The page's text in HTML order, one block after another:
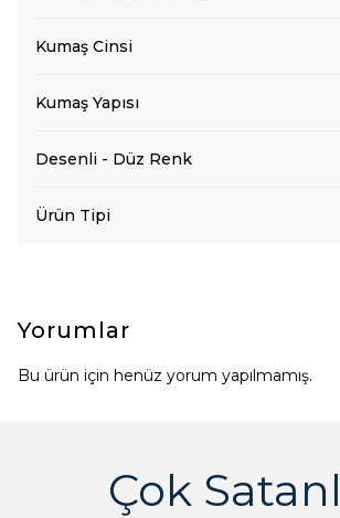
Kumaş Cinsi
Kumaş Yapısı
Desenli - Düz Renk
Ürün Tipi
Yorumlar
Bu ürün için henüz yorum yapılmamış.
Çok